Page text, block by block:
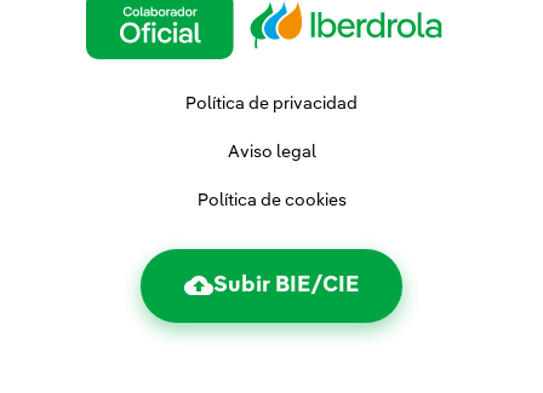
Política de privacidad
Aviso legal
Política de cookies
Subir BIE/CIE